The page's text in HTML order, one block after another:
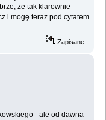
że tak klarownie
i mogę teraz pod cytatem
Zapisane
- ale od dawna